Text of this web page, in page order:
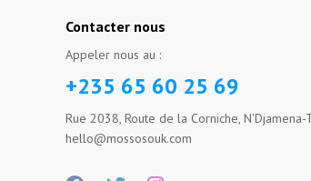
Contacter nous
Appeler nous au :
+235 65 60 25 69
Rue 2038, Route de la Corniche, N'Djamena-
hello@mossosouk.com